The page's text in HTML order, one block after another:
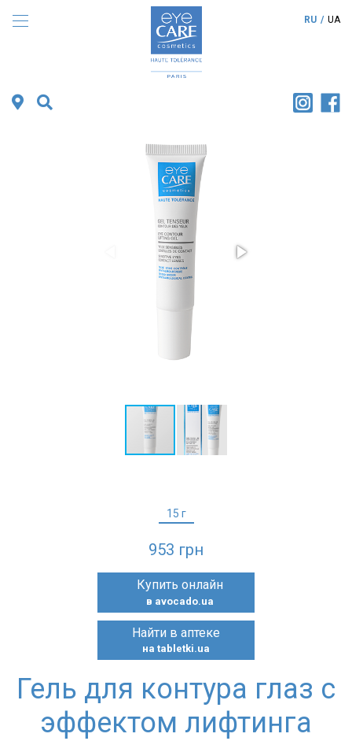
RU UA
15 г
953 грн
Купить онлайн
в avocado.ua
Найти в аптеке
на tabletki.ua
Гель для контура глаз с
эффектом лифтинга